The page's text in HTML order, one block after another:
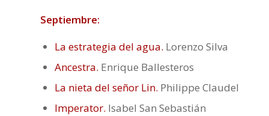
Septiembre:
La estrategia del agua. Lorenzo Silva
Ancestra. Enrique Ballesteros
La nieta del señor Lin. Philippe Claudel
Imperator. Isabel San Sebastián